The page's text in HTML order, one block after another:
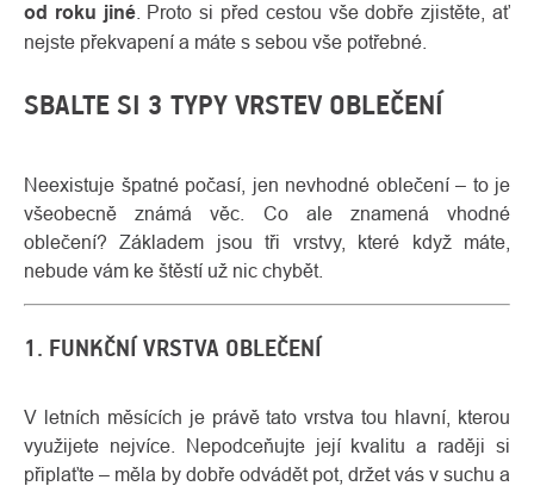
od roku jiné. Proto si před cestou vše dobře zjistěte, ať
nejste překvapení a máte s sebou vše potřebné.
SBALTE SI 3 TYPY VRSTEV OBLEČENÍ
Neexistuje špatné počasí, jen nevhodné oblečení – to je
všeobecně známá věc. Co ale znamená vhodné
oblečení? Základem jsou tři vrstvy, které když máte,
nebude vám ke štěstí už nic chybět.
1. FUNKČNÍ VRSTVA OBLEČENÍ
V letních měsících je právě tato vrstva tou hlavní, kterou
využijete nejvíce. Nepodceňujte její kvalitu a raději si
připlaťte – měla by dobře odvádět pot, držet vás v suchu a